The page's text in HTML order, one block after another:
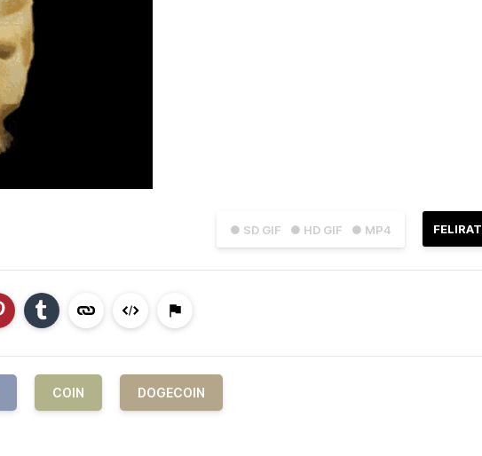
● SD GIF ● HD GIF ● MP4 FELIRAT
COIN DOGECOIN